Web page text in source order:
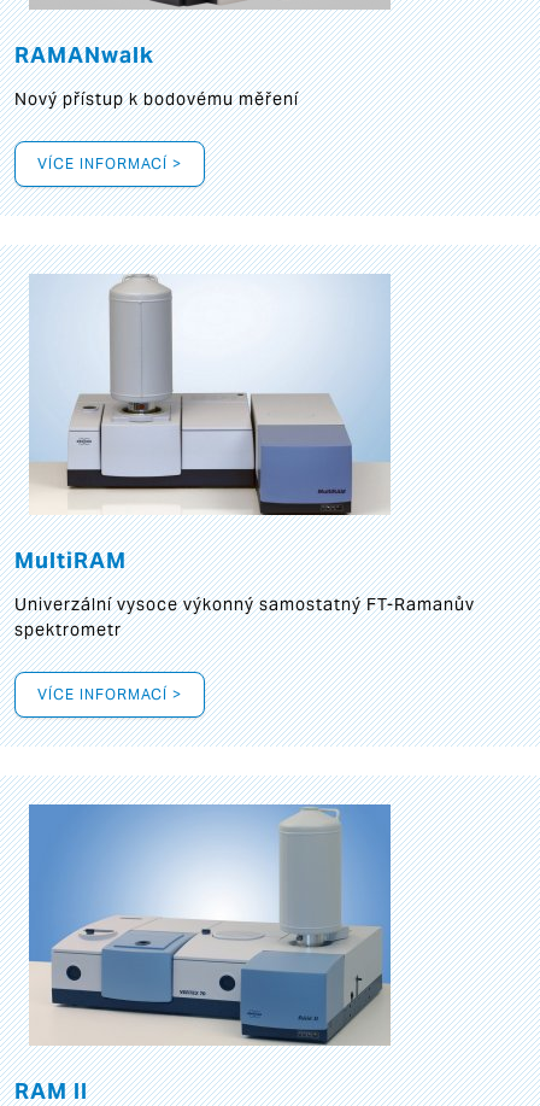
RAMANwalk
Nový přístup k bodovému měření
VÍCE INFORMACÍ >
MultiRAM
Univerzální vysoce výkonný samostatný FT-Ramanův
spektrometr
VÍCE INFORMACÍ >
RAM II